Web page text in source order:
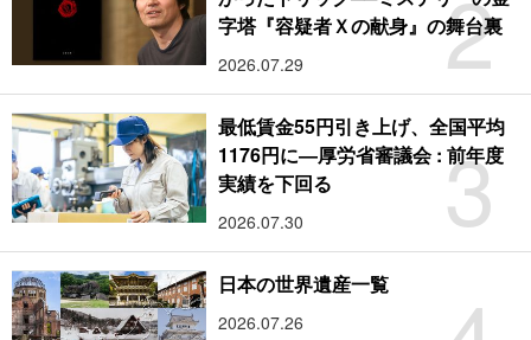
2
字塔『容疑者Ｘの献身』の舞台裏
2026.07.29
3
最低賃金55円引き上げ、全国平均
1176円に―厚労省審議会 : 前年度
実績を下回る
2026.07.30
日本の世界遺産一覧
2026.07.26